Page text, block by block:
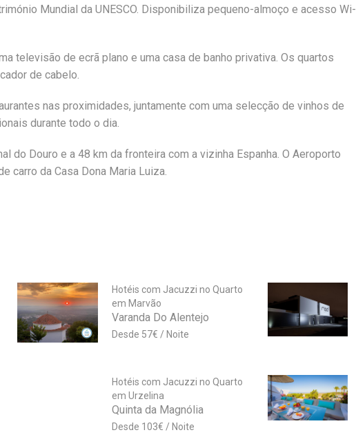
Mundial da UNESCO. Disponibiliza pequeno-almoço e acesso Wi-
televisão de ecrã plano e uma casa de banho privativa. Os quartos
de cabelo.
nas proximidades, juntamente com uma selecção de vinhos de
durante todo o dia.
do Douro e a 48 km da fronteira com a vizinha Espanha. O Aeroporto
carro da Casa Dona Maria Luiza.
Hotéis com Jacuzzi no Quarto
em Marvão
Varanda Do Alentejo
57€
Hotéis com Jacuzzi no Quarto
em Urzelina
Quinta da Magnólia
103€